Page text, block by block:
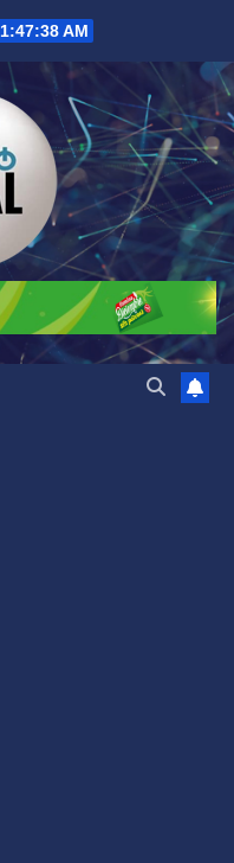
1:47:39 AM